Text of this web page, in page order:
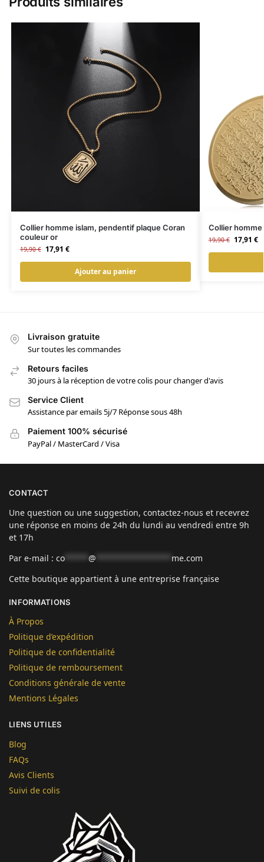
Collier homme islam, pendentif plaque Coran
couleur or
19,90€ 17,91 €
Ajouter au panier
Collier
19,90€ 17,91 €
Livraison gratuite
Sur toutes les commandes
Retours faciles
30 jours à la réception de votre colis pour changer d'avis
Service Client
Assistance par emails 5j/7 Réponse sous 48h
Paiement 100% sécurisé
PayPal / MasterCard / Visa
CONTACT
Une question ou une suggestion, contactez-nous et recevrez
une réponse en moins de 24h du lundi au vendredi entre 9h
et 17h
Par e-mail : co @
me.com
Cette boutique appartient à une entreprise française
INFORMATIONS
À Propos
Politique d’expédition
Politique de confidentialité
Politique de remboursement
Conditions générale de vente
Mentions Légales
LIENS UTILES
Blog
FAQs
Avis Clients
Suivi de colis